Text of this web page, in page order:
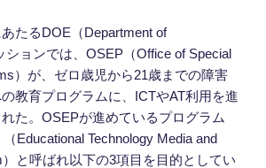
たるDOE（Department of
ションでは、OSEP（Office of Special
）が、ゼロ歳児から21歳までの障害
教育プログラムに、ICTやAT利用を進
た。OSEPが進めているプログラム
Educational Technology Media and
と呼ばれ以下の3項目を目的としてい